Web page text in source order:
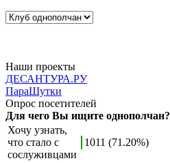
Наши проекты
ДЕСАНТУРА.РУ
ПараШутки
Опрос посетителей
Для чего Вы ищите однополчан?
Хочу узнать,
что стало с
сослуживцами
1011 (71.20%)